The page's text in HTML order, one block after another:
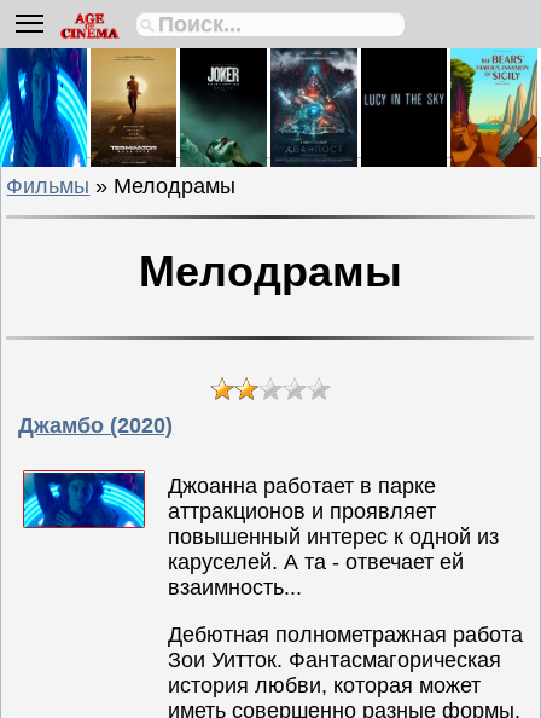
Биографии
Боевики
Вестерны
Военные
Детективы
Драмы
Исторические
Криминальные
Мюзиклы
Приключения
Русские
Фильмы » Мелодрамы
Мелодрамы
Джамбо (2020)
Джоанна работает в парке
аттракционов и проявляет
повышенный интерес к одной из
каруселей. А та - отвечает ей
взаимность...
Дебютная полнометражная работа
Зои Уитток. Фантасмагорическая
история любви, которая может
иметь совершенно разные формы.